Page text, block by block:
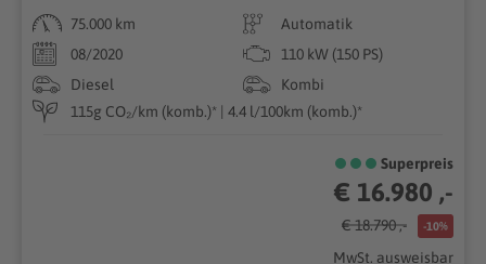
75.000 km
Automatik
08/2020
110 kW (150 PS)
Diesel
Kombi
115g CO₂/km (komb.)* | 4.4 l/100km (komb.)*
Superpreis
€ 16.980 ,-
€ 18.790 ,- -10%
MwSt. ausweisbar